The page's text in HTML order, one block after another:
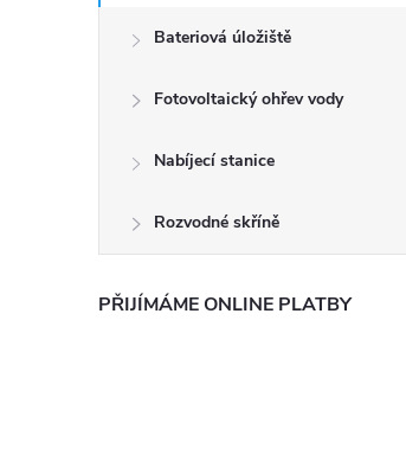
Bateriová úložiště
Fotovoltaický ohřev vody
Nabíjecí stanice
Rozvodné skříně
PŘIJÍMÁME ONLINE PLATBY